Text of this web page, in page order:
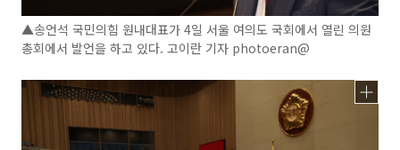
▲송언석 국민의힘 원내대표가 4일 서울 여의도 국회에서 열린 의원
총회에서 발언을 하고 있다. 고이란 기자 photoeran@